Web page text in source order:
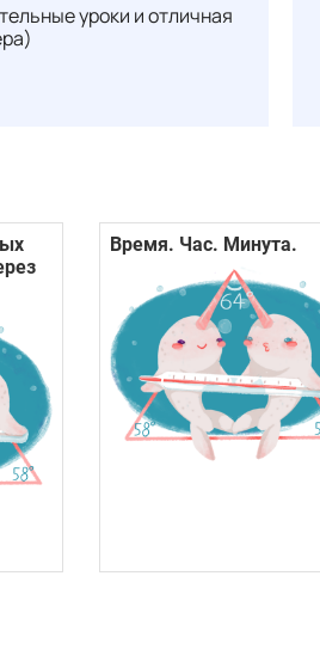
уроки и отличная
Время. Час. Минута.